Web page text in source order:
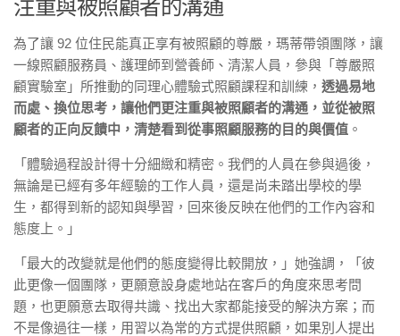
注重與被照顧者的溝通
為了讓 92 位住民能真正享有被照顧的尊嚴，瑪蒂帶領團隊，讓
一線照顧服務員、護理師到營養師、清潔人員，參與「尊嚴照
顧實驗室」所推動的同理心體驗式照顧課程和訓練， 透過易地
而處、換位思考，讓他們更注重與被照顧者的溝通，並從被照
顧者的正向反饋中，清楚看到從事照顧服務的目的與價值 。
「體驗過程設計得十分細緻和精密。我們的人員在參與過後，
無論是已經有多年經驗的工作人員，還是尚未踏出學校的學
生，都得到新的認知與學習，回來後反映在他們的工作內容和
態度上。」
「最大的改變就是他們的態度變得比較開放，」她強調，「彼
此更像一個團隊，更願意設身處地站在客戶的角度來思考問
題，也更願意去取得共識、找出大家都能接受的解決方案；而
不是像過往一樣，用習以為常的方式提供照顧，如果別人提出